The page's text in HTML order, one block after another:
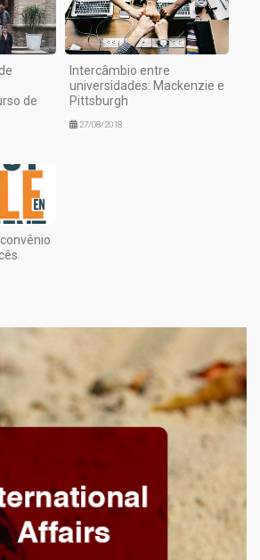
de
Intercâmbio entre
universidades: Mackenzie e
Pittsburgh
27/08/2018